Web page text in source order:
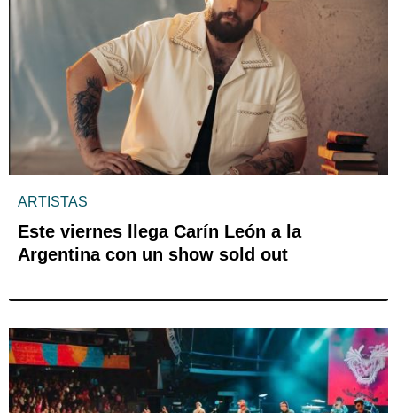
ARTISTAS
Este viernes llega Carín León a la
Argentina con un show sold out